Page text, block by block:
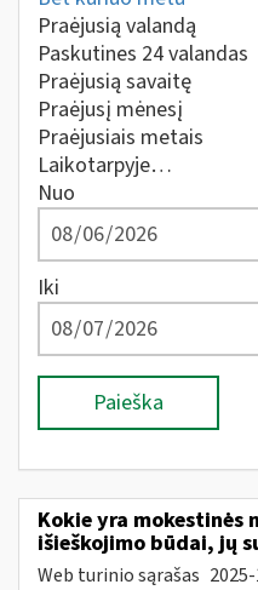
Praėjusią valandą
Paskutines 24 valandas
Praėjusią savaitę
Praėjusį mėnesį
Praėjusiais metais
Laikotarpyje…
Nuo
Iki
Paieška
Kokie yra
išieškojimo būdai, jų
Web turinio sąrašas